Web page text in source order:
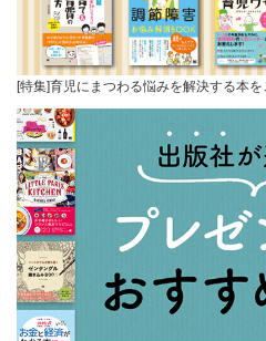
[特集]育児にまつわる悩みを解決する本を